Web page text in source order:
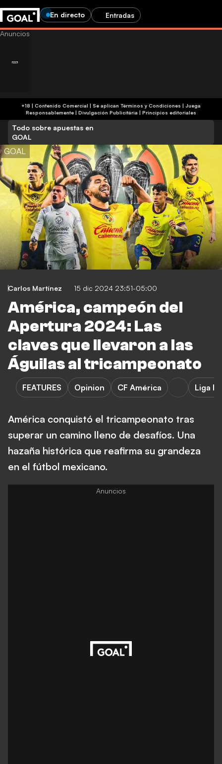
En directo Entradas
+18 | Contenido Comercial | Se aplican Términos y Condiciones | Juega
Responsablemente | Divulgación Publicitária | Principios editoriales
Todo sobre apuestas en
GOAL
GOAL
Carlos Martínez 15 dic 2024 23:51-05:00
América, campeón del
Apertura 2024: Las
claves que llevaron a las
Águilas al tricampeonato
FEATURES Opinion CF América Liga
América conquistó el tricampeonato tras
superar un camino lleno de desafíos. Una
hazaña histórica que reafirma su grandeza
en el fútbol mexicano.